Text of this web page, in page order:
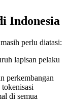
Indonesia
perlu diatasi:
lapisan pelaku
perkembangan
di semua